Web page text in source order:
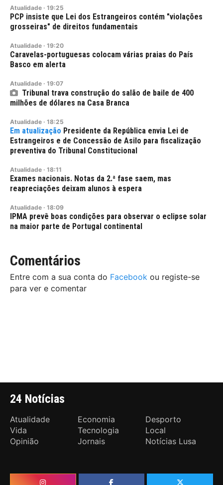
Atualidade · 19:25
PCP insiste que Lei dos Estrangeiros contém "violações
grosseiras" de direitos fundamentais
Atualidade · 19:20
Caravelas-portuguesas colocam várias praias do País
Basco em alerta
Atualidade · 19:07
Tribunal trava construção do salão de baile de 400
milhões de dólares na Casa Branca
Atualidade · 18:25
Presidente da República envia Lei de
Estrangeiros e de Concessão de Asilo para fiscalização
preventiva do Tribunal Constitucional
Atualidade · 18:11
Exames nacionais. Notas da 2.ª fase saem, mas
reapreciações deixam alunos à espera
Atualidade · 18:09
IPMA prevê boas condições para observar o eclipse solar
na maior parte de Portugal continental
Comentários
Entre com a sua conta do Facebook ou registe-se
para ver e comentar
24 Notícias
Atualidade Economia
Desporto
Vida
Tecnologia
Local
Opinião
Jornais Notícias Lusa